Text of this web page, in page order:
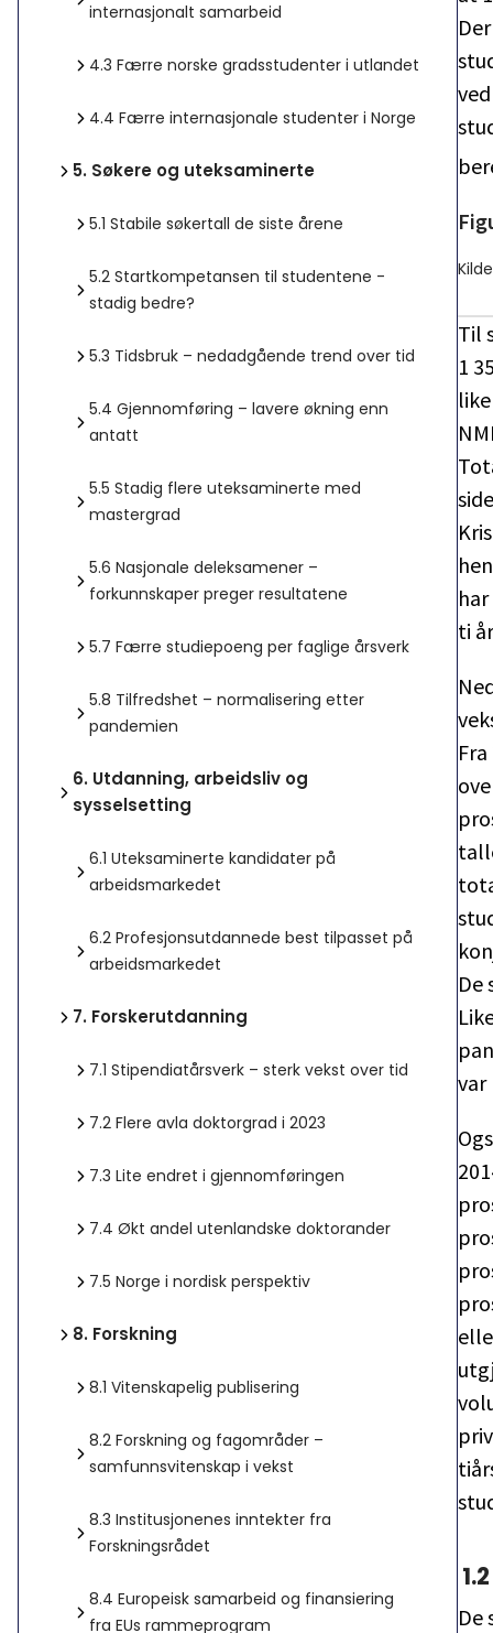
internasjonalt samarbeid
4.3 Færre norske gradsstudenter i utlandet
4.4 Færre internasjonale studenter i Norge
5. Søkere og uteksaminerte
5.1 Stabile søkertall de siste årene
5.2 Startkompetansen til studentene -
stadig bedre?
5.3 Tidsbruk – nedadgående trend over tid
5.4 Gjennomføring – lavere økning enn
antatt
5.5 Stadig flere uteksaminerte med
mastergrad
5.6 Nasjonale deleksamener –
forkunnskaper preger resultatene
5.7 Færre studiepoeng per faglige årsverk
5.8 Tilfredshet – normalisering etter
pandemien
6. Utdanning, arbeidsliv og
sysselsetting
6.1 Uteksaminerte kandidater på
arbeidsmarkedet
6.2 Profesjonsutdannede best tilpasset på
arbeidsmarkedet
7. Forskerutdanning
7.1 Stipendiatårsverk – sterk vekst over tid
7.2 Flere avla doktorgrad i 2023
7.3 Lite endret i gjennomføringen
7.4 Økt andel utenlandske doktorander
7.5 Norge i nordisk perspektiv
8. Forskning
8.1 Vitenskapelig publisering
8.2 Forskning og fagområder –
samfunnsvitenskap i vekst
8.3 Institusjonenes inntekter fra
Forskningsrådet
8.4 Europeisk samarbeid og finansiering
fra EUs rammeprogram
Til
1
ti
De
var
1.2
De